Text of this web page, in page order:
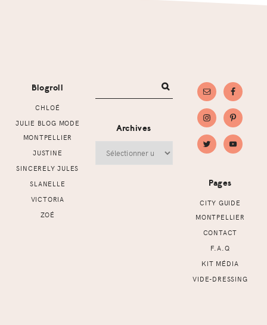
Blogroll
CHLOÉ
JULIE BLOG MODE
MONTPELLIER
JUSTINE
SINCERELY JULES
SLANELLE
VICTORIA
ZOÉ
Archives
Pages
CITY GUIDE
MONTPELLIER
CONTACT
F.A.Q
KIT MÉDIA
VIDE-DRESSING